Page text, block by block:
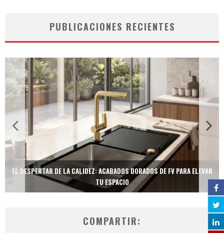
PUBLICACIONES RECIENTES
EL DESPERTAR DE LA CALIDEZ: ACABADOS DORADOS DE FV PARA ELEVAR
TU ESPACIO
COMPARTIR: